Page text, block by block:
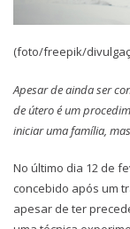
(foto/freepik/
Apesar de ainda ser
de útero é um
iniciar uma família,
No último dia 12 de
concebido após um
apesar de ter